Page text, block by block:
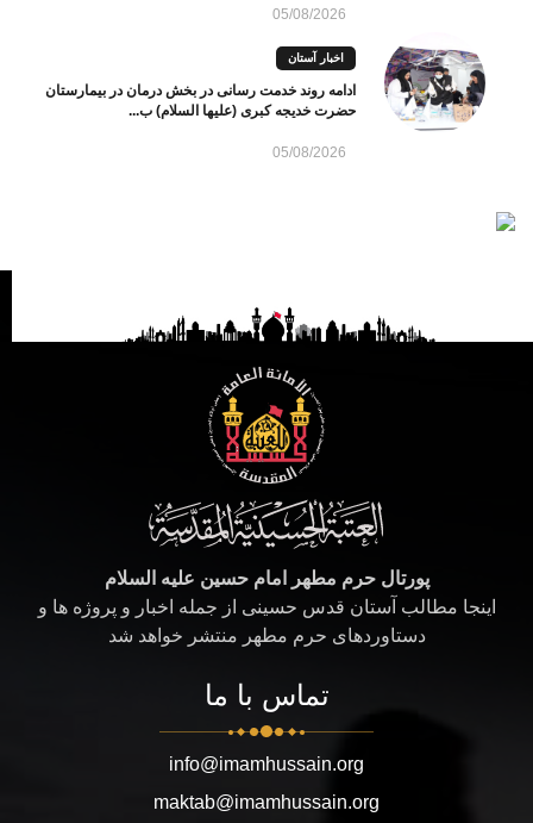
05/08/2026
اخبار آستان
ادامه روند خدمت رسانی در بخش درمان در بیمارستان
حضرت خدیجه کبری (علیها السلام) ب...
05/08/2026
پورتال حرم مطهر امام حسین علیه السلام
اینجا مطالب آستان قدس حسینی از جمله اخبار و پروژه ها و
دستاوردهای حرم مطهر منتشر خواهد شد
تماس با ما
info@imamhussain.org
maktab@imamhussain.org